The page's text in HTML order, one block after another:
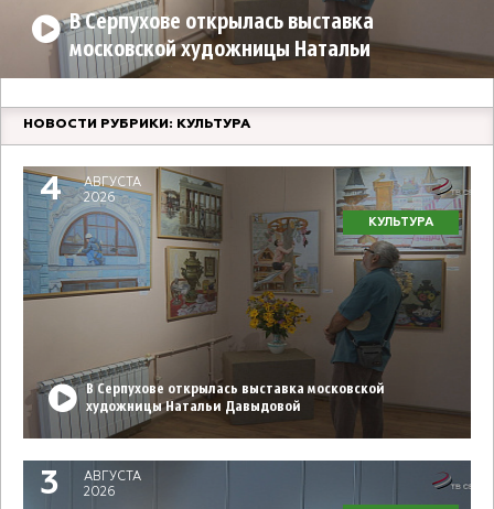
В Серпухове открылась выставка
московской художницы Натальи
Давыдовой
НОВОСТИ РУБРИКИ: КУЛЬТУРА
4
АВГУСТА
2026
КУЛЬТУРА
В Серпухове открылась выставка московской
художницы Натальи Давыдовой
3
АВГУСТА
2026